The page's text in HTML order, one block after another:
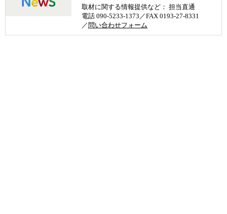
取材に関する情報提供など： 担当直通
電話 090-5233-1373／FAX 0193-27-8331
／ 問い合わせフォーム